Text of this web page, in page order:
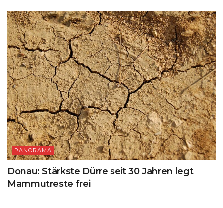
PANORAMA
Donau: Stärkste Dürre seit 30 Jahren legt
Mammutreste frei